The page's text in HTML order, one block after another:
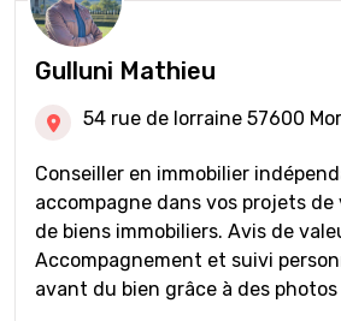
Gulluni Mathieu
54 rue de lorraine 57600
Conseiller en immobilier
accompagne dans vos projets
de biens immobiliers. Avis de valeur offert
Accompagnement et suivi
avant du bien grâce à des